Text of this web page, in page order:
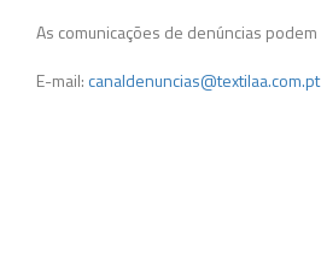
As comunicações de denúncias
E-mail:canaldenuncias@textilaa.com.pt